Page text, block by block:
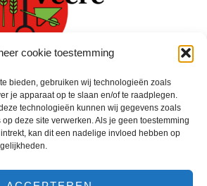
cookie toestemming
bieden, gebruiken wij technologieën zoals
je apparaat op te slaan en/of te raadplegen.
technologieën kunnen wij gegevens zoals
deze site verwerken. Als je geen toestemming
kan dit een nadelige invloed hebben op